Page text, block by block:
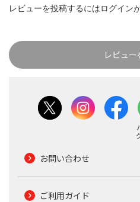
レビューを投稿するにはログイン
レビュー
お問い合わせ
ご利用ガイド